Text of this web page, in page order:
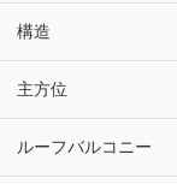
構造
主方位
ルーフバルコニー